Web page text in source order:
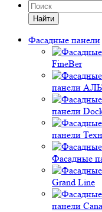
Найти
Фасадные панели
FineBer
панели
панели
панели
Фасадные
Grand Line
панели